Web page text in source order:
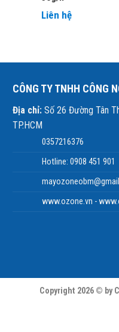
công nghệ ozonetiên tiến với
nào. Ozone sau khi xử lý
Liên hệ
CÔNG TY TNHH CÔNG
Địa chỉ: Số 26 Đường Tân
TP.HCM
0357216376
Hotline: 0908 451 901
www.ozone.vn -
Copyright 2026 © by